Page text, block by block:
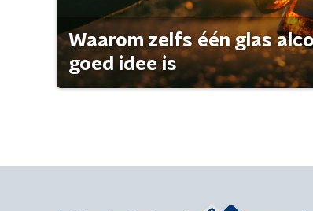
Waarom zelfs één glas
goed idee is